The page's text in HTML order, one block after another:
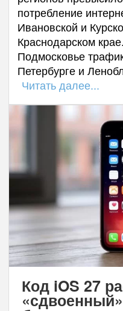
потребление
Ивановской и
Краснодарском
Подмосковье
Петербурге и
Читать далее...
Код iOS 27